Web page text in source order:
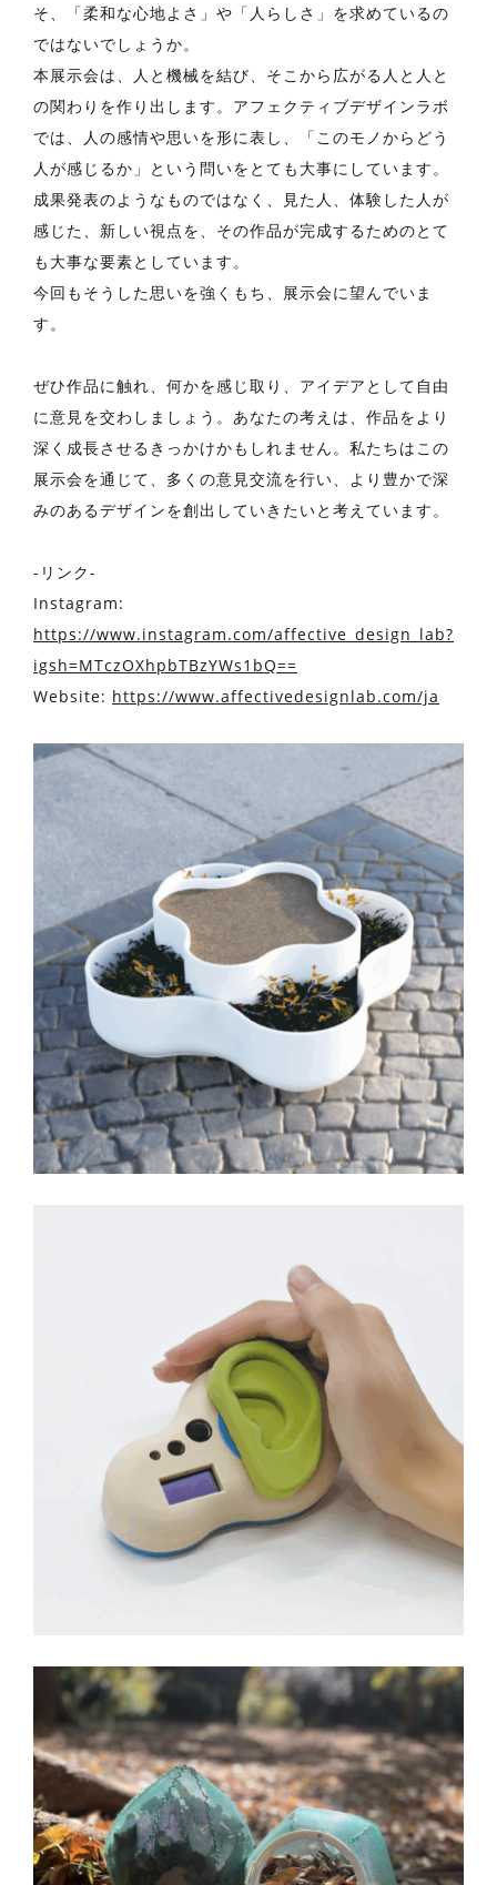
そ、「柔和な心地よさ」や「人らしさ」を求めているの
ではないでしょうか。
本展示会は、人と機械を結び、そこから広がる人と人と
の関わりを作り出します。アフェクティブデザインラボ
では、人の感情や思いを形に表し、「このモノからどう
人が感じるか」という問いをとても大事にしています。
成果発表のようなものではなく、見た人、体験した人が
感じた、新しい視点を、その作品が完成するためのとて
も大事な要素としています。
今回もそうした思いを強くもち、展示会に望んでいま
す。
ぜひ作品に触れ、何かを感じ取り、アイデアとして自由
に意見を交わしましょう。あなたの考えは、作品をより
深く成長させるきっかけかもしれません。私たちはこの
展示会を通じて、多くの意見交流を行い、より豊かで深
みのあるデザインを創出していきたいと考えています。
-リンク-
Instagram:
https://www.instagram.com/affective_design_lab?
igsh=MTczOXhpbTBzYWs1bQ==
Website: https://www.affectivedesignlab.com/ja